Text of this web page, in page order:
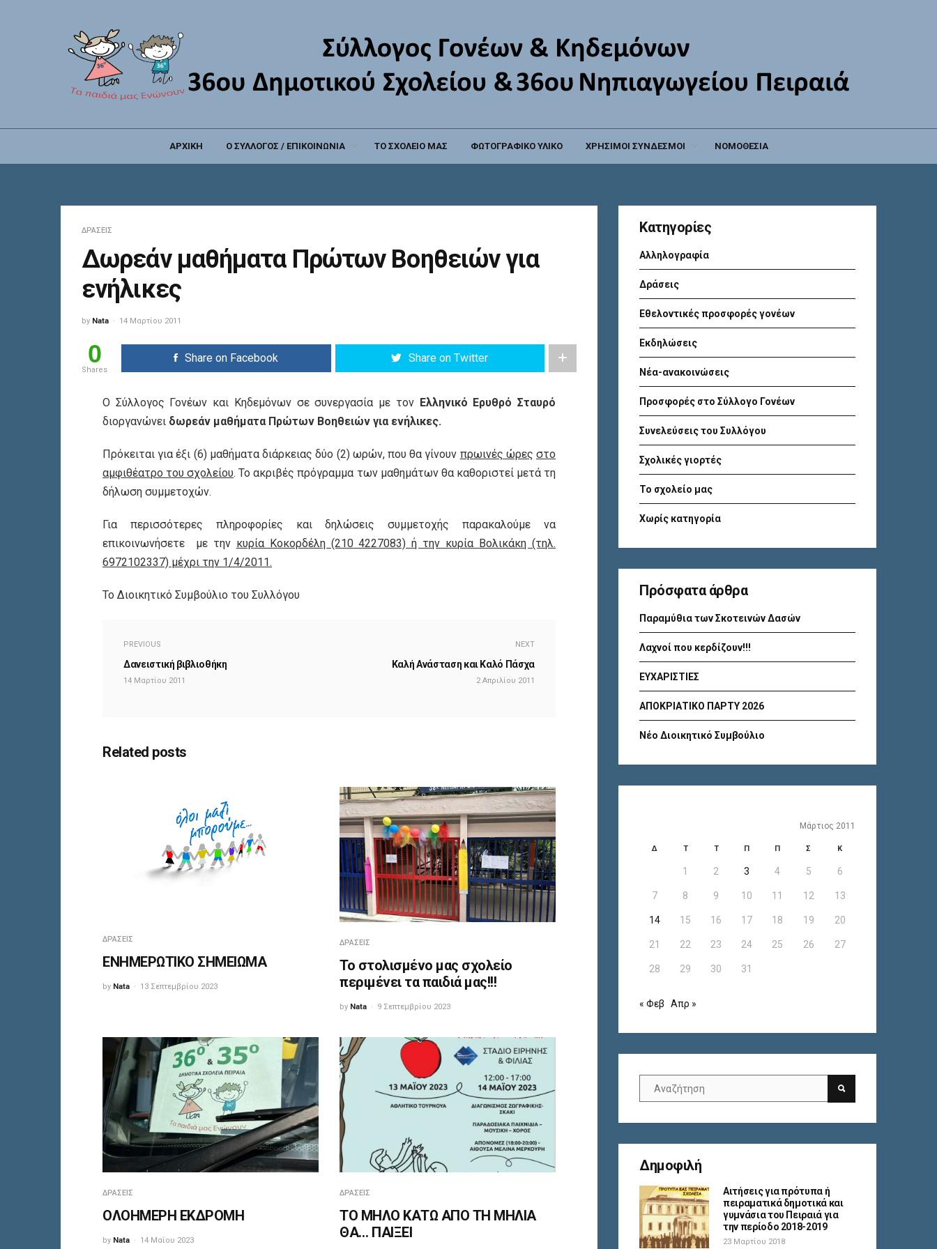
ΑΡΧΙΚΗ Ο ΣΥΛΛΟΓΟΣ / ΕΠΙΚΟΙΝΩΝΙΑ ΤΟ ΣΧΟΛΕΙΟ ΜΑΣ ΦΩΤΟΓΡΑΦΙΚΟ ΥΛΙΚΟ ΧΡΗΣΙΜΟΙ ΣΥΝΔΕΣΜΟΙ ΝΟΜΟΘΕΣΙΑ
ΔΡΆΣΕΙΣ
Δωρεάν μαθήματα Πρώτων Βοηθειών για
ενήλικες
by Nata 14 Μαρτίου 2011
0
Shares
Share on Facebook Share on Twitter
Ο Σύλλογος Γονέων και Κηδεμόνων σε συνεργασία με τον Ελληνικό Ερυθρό Σταυρό
διοργανώνει δωρεάν μαθήματα Πρώτων Βοηθειών για ενήλικες.
Πρόκειται για έξι (6) μαθήματα διάρκειας δύο (2) ωρών, που θα γίνουν πρωινές ώρες στο
αμφιθέατρο του σχολείου. Το ακριβές πρόγραμμα των μαθημάτων θα καθοριστεί μετά τη
δήλωση συμμετοχών.
Για περισσότερες πληροφορίες και δηλώσεις συμμετοχής παρακαλούμε να
επικοινωνήσετε με την κυρία Κοκορδέλη (210 4227083) ή την κυρία Βολικάκη (τηλ.
6972102337) μέχρι την 1/4/2011.
Το Διοικητικό Συμβούλιο του Συλλόγου
PREVIOUS
Δανειστική βιβλιοθήκη
14 Μαρτίου 2011
NEXT
Καλή Ανάσταση και Καλό Πάσχα
2 Απριλίου 2011
Related posts
ΔΡΆΣΕΙΣ
ΕΝΗΜΕΡΩΤΙΚΟ ΣΗΜΕΙΩΜΑ
by Nata 13 Σεπτεμβρίου 2023
ΔΡΆΣΕΙΣ
To στολισμένο μας σχολείο
περιμένει τα παιδιά μας!!!
by Nata 9 Σεπτεμβρίου 2023
ΔΡΆΣΕΙΣ
ΟΛΟΗΜΕΡΗ ΕΚΔΡΟΜΗ
by Nata 14 Μαΐου 2023
ΔΡΆΣΕΙΣ
ΤΟ ΜΗΛΟ ΚΑΤΩ ΑΠΟ ΤΗ ΜΗΛΙΑ
ΘΑ… ΠΑΙΞΕΙ
Kατηγορίες
Αλληλογραφία
Δράσεις
Εθελοντικές προσφορές γονέων
Εκδηλώσεις
Νέα-ανακοινώσεις
Προσφορές στο Σύλλογο Γονέων
Συνελεύσεις του Συλλόγου
Σχολικές γιορτές
Το σχολείο μας
Χωρίς κατηγορία
Πρόσφατα άρθρα
Παραμύθια των Σκοτεινών Δασών
Λαχνοί που κερδίζουν!!!
ΕΥΧΑΡΙΣΤΙΕΣ
ΑΠΟΚΡΙΑΤΙΚΟ ΠΑΡΤΥ 2026
Νέο Διοικητικό Συμβούλιο
Μάρτιος 2011
Δ Τ Τ Π Π Σ Κ
1 2 3 4 5 6
7 8 9 10 11 12 13
14 15 16 17 18 19 20
21 22 23 24 25 26 27
28 29 30 31
« Φεβ Απρ »
Δημοφιλή
Αιτήσεις για πρότυπα ή
πειραματικά δημοτικά και
γυμνάσια του Πειραιά για
την περίοδο 2018-2019
23 Μαρτίου 2018